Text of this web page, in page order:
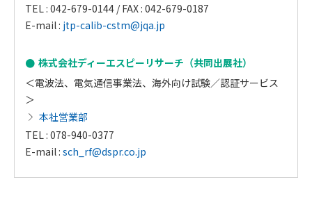
TEL : 042-679-0144 / FAX : 042-679-0187
E-mail : jtp-calib-cstm@jqa.jp
株式会社ディーエスピーリサーチ（共同出展社）
＜電波法、電気通信事業法、海外向け試験／認証サービス
＞
本社営業部
TEL : 078-940-0377
E-mail : sch_rf@dspr.co.jp